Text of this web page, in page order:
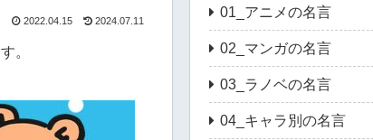
2022.04.15 2024.07.11
。
01_アニメの名言
02_マンガの名言
03_ラノベの名言
04_キャラ別の名言